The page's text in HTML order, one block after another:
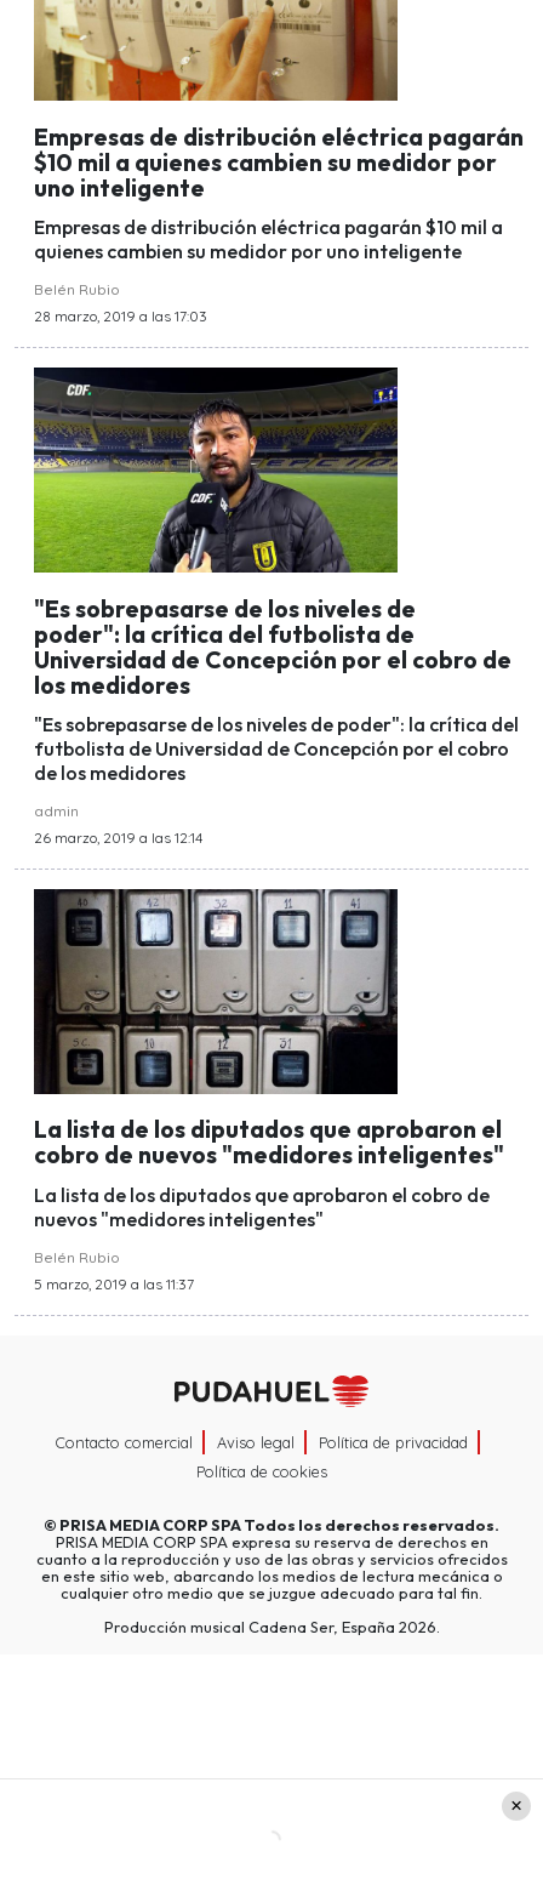
Empresas de distribución eléctrica pagarán
$10 mil a quienes cambien su medidor por
uno inteligente
Empresas de distribución eléctrica pagarán $10 mil a
quienes cambien su medidor por uno inteligente
Belén Rubio
28 marzo, 2019 a las 17:03
"Es sobrepasarse de los niveles de
poder": la crítica del futbolista de
Universidad de Concepción por el cobro de
los medidores
"Es sobrepasarse de los niveles de poder": la crítica del
futbolista de Universidad de Concepción por el cobro
de los medidores
admin
26 marzo, 2019 a las 12:14
La lista de los diputados que aprobaron el
cobro de nuevos "medidores inteligentes"
La lista de los diputados que aprobaron el cobro de
nuevos "medidores inteligentes"
Belén Rubio
5 marzo, 2019 a las 11:37
Contacto comercial Aviso legal
Política de privacidad
Política de cookies
© PRISA MEDIA CORP SPATodos los derechos reservados.
PRISA MEDIA CORP SPA expresa su reserva de derechos en
cuanto a la reproducción y uso de las obras y servicios ofrecidos
en este sitio web, abarcando los medios de lectura mecánica o
cualquier otro medio que se juzgue adecuado para tal fin.
Producción musical Cadena Ser, España 2026.